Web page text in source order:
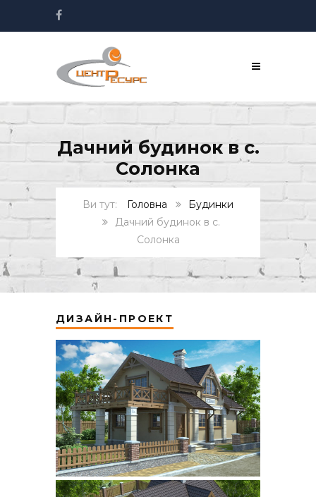
Дачний будинок в с.
Солонка
Головна
Будинки
Дачний будинок в с.
Солонка
ДИЗАЙН-ПРОЕКТ